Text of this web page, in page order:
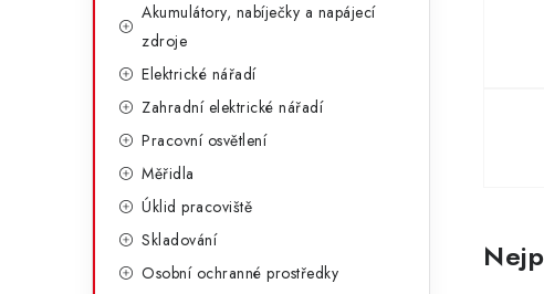
Akumulátory, nabíječky a napájecí
zdroje
Elektrické nářadí
Zahradní elektrické nářadí
Pracovní osvětlení
Měřidla
Úklid pracoviště
Skladování
Osobní ochranné prostředky